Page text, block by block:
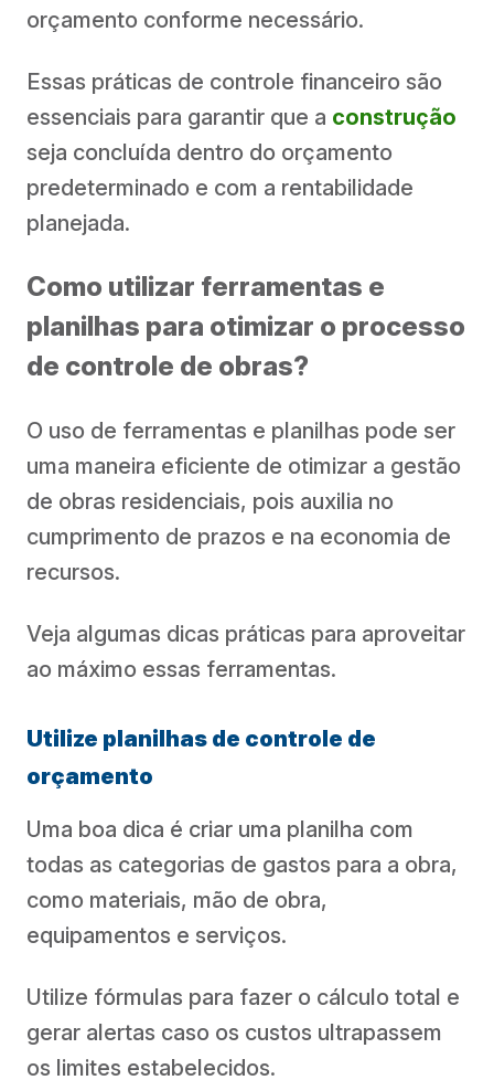
orçamento conforme necessário.
Essas práticas de controle financeiro são
essenciais para garantir que a construção
seja concluída dentro do orçamento
predeterminado e com a rentabilidade
planejada.
Como utilizar ferramentas e
planilhas para otimizar o processo
de controle de obras?
O uso de ferramentas e planilhas pode ser
uma maneira eficiente de otimizar a gestão
de obras residenciais, pois auxilia no
cumprimento de prazos e na economia de
recursos.
Veja algumas dicas práticas para aproveitar
ao máximo essas ferramentas.
Utilize planilhas de controle de
orçamento
Uma boa dica é criar uma planilha com
todas as categorias de gastos para a obra,
como materiais, mão de obra,
equipamentos e serviços.
Utilize fórmulas para fazer o cálculo total e
gerar alertas caso os custos ultrapassem
os limites estabelecidos.